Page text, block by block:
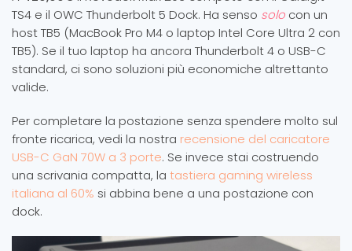
TS4 e il OWC Thunderbolt 5 Dock. Ha senso solo con un
host TB5 (MacBook Pro M4 o laptop Intel Core Ultra 2 con
TB5). Se il tuo laptop ha ancora Thunderbolt 4 o USB-C
standard, ci sono soluzioni più economiche altrettanto
valide.
Per completare la postazione senza spendere molto sul
fronte ricarica, vedi la nostra recensione del caricatore
USB-C GaN 70W a 3 porte. Se invece stai costruendo
una scrivania compatta, la tastiera gaming wireless
italiana al 60% si abbina bene a una postazione con
dock.